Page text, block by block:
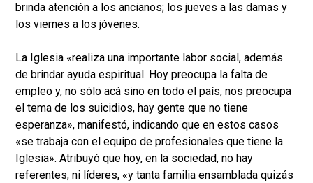
brinda atención a los ancianos; los jueves a las damas y
los viernes a los jóvenes.
La Iglesia «realiza una importante labor social, además
de brindar ayuda espiritual. Hoy preocupa la falta de
empleo y, no sólo acá sino en todo el país, nos preocupa
el tema de los suicidios, hay gente que no tiene
esperanza», manifestó, indicando que en estos casos
«se trabaja con el equipo de profesionales que tiene la
Iglesia». Atribuyó que hoy, en la sociedad, no hay
referentes, ni líderes, «y tanta familia ensamblada quizás